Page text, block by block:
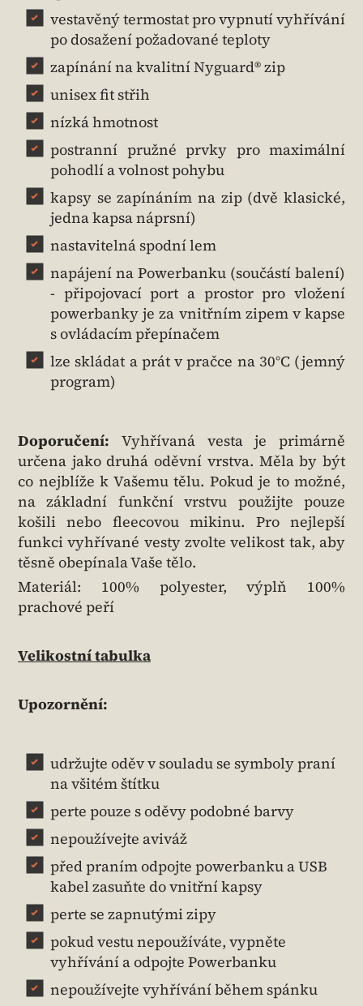
vestavěný termostat pro vypnutí vyhřívání
po dosažení požadované teploty
zapínání na kvalitní Nyguard® zip
unisex fit střih
nízká hmotnost
postranní pružné prvky pro maximální
pohodlí a volnost pohybu
kapsy se zapínáním na zip (dvě klasické,
jedna kapsa náprsní)
nastavitelná spodní lem
napájení na Powerbanku (součástí balení)
- připojovací port a prostor pro vložení
powerbanky je za vnitřním zipem v kapse
s ovládacím přepínačem
lze skládat a prát v pračce na 30°C (jemný
program)
Doporučení: Vyhřívaná vesta je primárně
určena jako druhá oděvní vrstva. Měla by být
co nejblíže k Vašemu tělu. Pokud je to možné,
na základní funkční vrstvu použijte pouze
košili nebo fleecovou mikinu. Pro nejlepší
funkci vyhřívané vesty zvolte velikost tak, aby
těsně obepínala Vaše tělo.
Materiál: 100% polyester, výplň 100%
prachové peří
Velikostní tabulka
Upozornění:
udržujte oděv v souladu se symboly praní
na všitém štítku
perte pouze s oděvy podobné barvy
nepoužívejte aviváž
před praním odpojte powerbanku a USB
kabel zasuňte do vnitřní kapsy
perte se zapnutými zipy
pokud vestu nepoužíváte, vypněte
vyhřívání a odpojte Powerbanku
nepoužívejte vyhřívání během spánku